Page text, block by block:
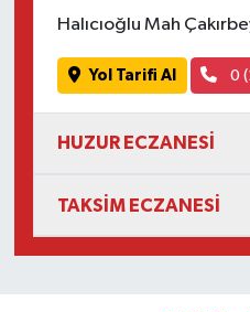
Halıcıoğlu Mah
Yol Tarifi Al 0
HUZUR ECZANESİ
TAKSİM ECZANESİ